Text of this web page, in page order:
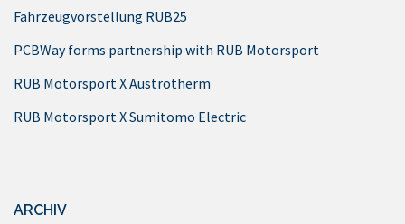
Fahrzeugvorstellung RUB25
PCBWay forms partnership with RUB Motorsport
RUB Motorsport X Austrotherm
RUB Motorsport X Sumitomo Electric
ARCHIV